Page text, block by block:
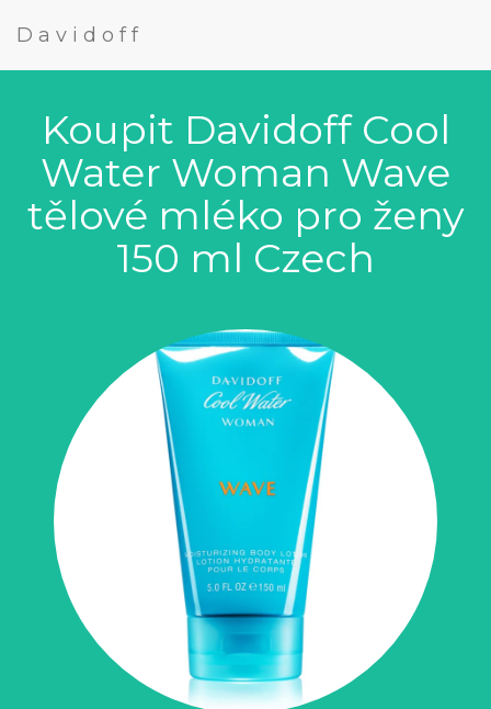
Davidoff
Koupit Davidoff Cool
Water Woman Wave
tělové mléko pro ženy
150 ml Czech